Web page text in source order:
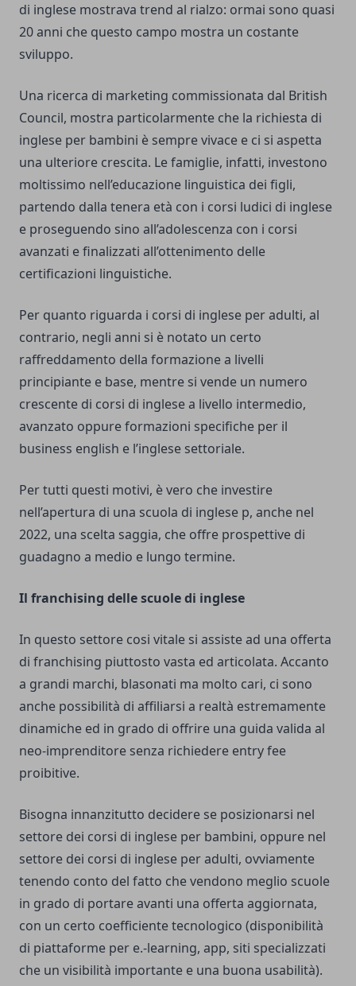
di inglese mostrava trend al rialzo: ormai sono quasi
20 anni che questo campo mostra un costante
sviluppo.
Una ricerca di marketing commissionata dal British
Council, mostra particolarmente che la richiesta di
inglese per bambini è sempre vivace e ci si aspetta
una ulteriore crescita. Le famiglie, infatti, investono
moltissimo nell’educazione linguistica dei figli,
partendo dalla tenera età con i corsi ludici di inglese
e proseguendo sino all’adolescenza con i corsi
avanzati e finalizzati all’ottenimento delle
certificazioni linguistiche.
Per quanto riguarda i corsi di inglese per adulti, al
contrario, negli anni si è notato un certo
raffreddamento della formazione a livelli
principiante e base, mentre si vende un numero
crescente di corsi di inglese a livello intermedio,
avanzato oppure formazioni specifiche per il
business english e l’inglese settoriale.
Per tutti questi motivi, è vero che investire
nell’apertura di una scuola di inglese p, anche nel
2022, una scelta saggia, che offre prospettive di
guadagno a medio e lungo termine.
Il franchising delle scuole di inglese
In questo settore cosi vitale si assiste ad una offerta
di franchising piuttosto vasta ed articolata. Accanto
a grandi marchi, blasonati ma molto cari, ci sono
anche possibilità di affiliarsi a realtà estremamente
dinamiche ed in grado di offrire una guida valida al
neo-imprenditore senza richiedere entry fee
proibitive.
Bisogna innanzitutto decidere se posizionarsi nel
settore dei corsi di inglese per bambini, oppure nel
settore dei corsi di inglese per adulti, ovviamente
tenendo conto del fatto che vendono meglio scuole
in grado di portare avanti una offerta aggiornata,
con un certo coefficiente tecnologico (disponibilità
di piattaforme per e.-learning, app, siti specializzati
che un visibilità importante e una buona usabilità).